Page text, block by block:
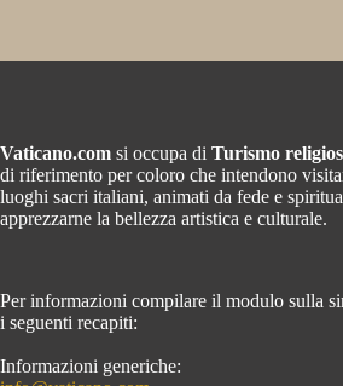
Vaticano.com si occupa di Turismo
di riferimento per coloro che intendono
luoghi sacri italiani, animati da fede e
apprezzarne la bellezza artistica e culturale.
Per informazioni compilare il modulo sulla
i seguenti recapiti:
Informazioni generiche: